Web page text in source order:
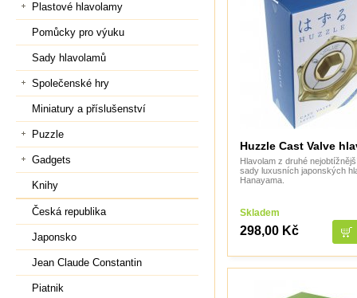
Huzzle Cast Valve
Hlavolam z druhé
sady luxusních japonských
Hanayama.
Skladem
298,00 Kč
Plastové hlavolamy
Pomůcky pro výuku
Sady hlavolamů
Společenské hry
Miniatury a příslušenství
Puzzle
Gadgets
Knihy
Česká republika
Japonsko
Jean Claude Constantin
Piatnik